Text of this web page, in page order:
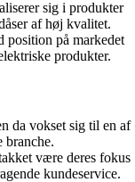
sig i produkter
af høj kvalitet.
position på markedet
produkter.
da vokset sig til en af
branche.
være deres fokus
kundeservice.